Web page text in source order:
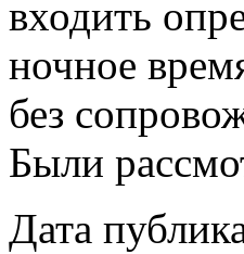
входить
ночное
без
Были
Дата